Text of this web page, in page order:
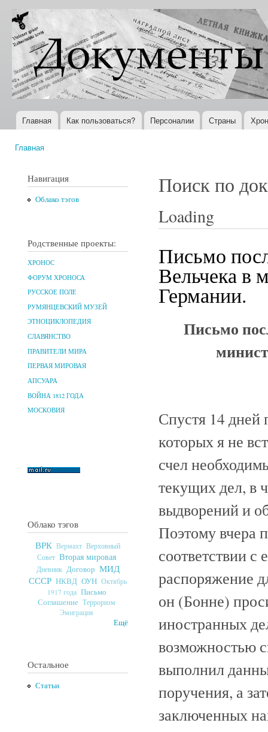
Документы
XX века
Всемирная
история в
Интернете
Главное меню
Главная Как пользоваться? Персоналии Страны
Главная
Навигация
Облако тэгов
Родственные проекты:
ХРОНОС
ФОРУМ ХРОНОСА
РУССКОЕ ПОЛЕ
РУМЯНЦЕВСКИЙ МУЗЕЙ
ЭТНОЦИКЛОПЕДИЯ
СЛАВЯНСТВО
ПРАВИТЕЛИ МИРА
ПЕРВАЯ МИРОВАЯ
АПСУАРА
ВОЙНА 1812 ГОДА
МОСКОВИЯ
Облако тэгов
ВРК Вермахт Верховный
Совет Вторая мировая
Дневник Договор МИД
СССР НКВД ОУН Октябрь
1917 года Письмо
Соглашение Терроризм
Эмиграция
Ещё
Остальное
Статьи
Поиск по
Loading
Письмо
Вельчека в
Германии.
Письмо
Спустя 14 дней
которых я не
счел
текущих дел, в
выдворений и
Поэтому вчера
соответствии с
распоряжение
он (Бонне)
иностранных
возможностью
выполнил
поручения, а
заключенных